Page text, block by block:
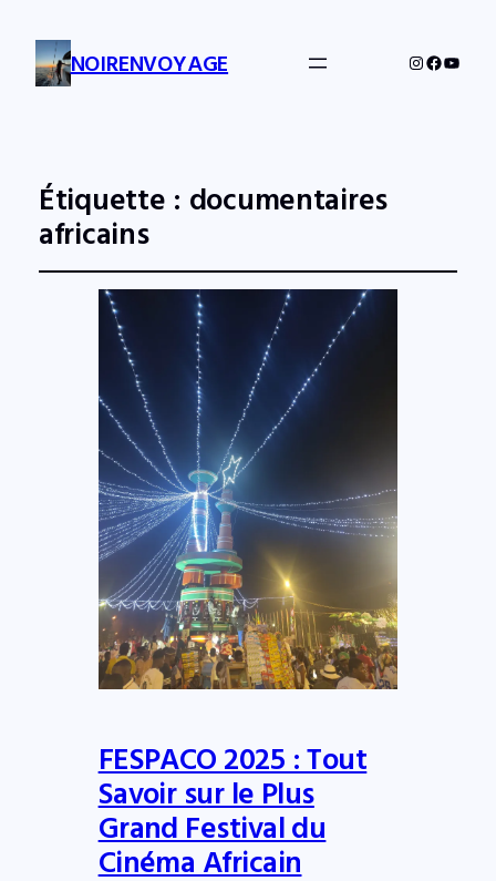
NOIRENVOYAGE Instagram
Étiquette : documentaires
africains
FESPACO 2025 : Tout
Savoir sur le Plus
Grand Festival du
Cinéma Africain